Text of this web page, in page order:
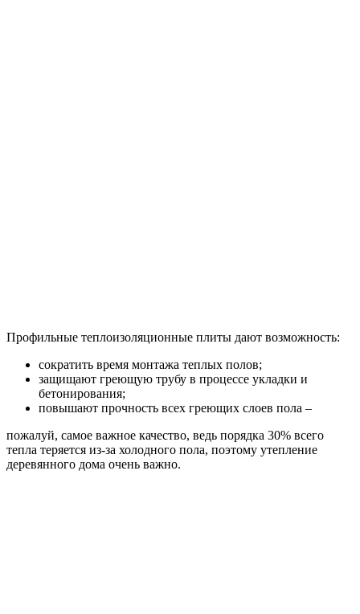
Профильные теплоизоляционные плиты дают возможность:
сократить время монтажа теплых полов;
защищают греющую трубу в процессе укладки и
бетонирования;
повышают прочность всех греющих слоев пола –
пожалуй, самое важное качество, ведь порядка 30% всего
тепла теряется из-за холодного пола, поэтому утепление
деревянного дома очень важно.